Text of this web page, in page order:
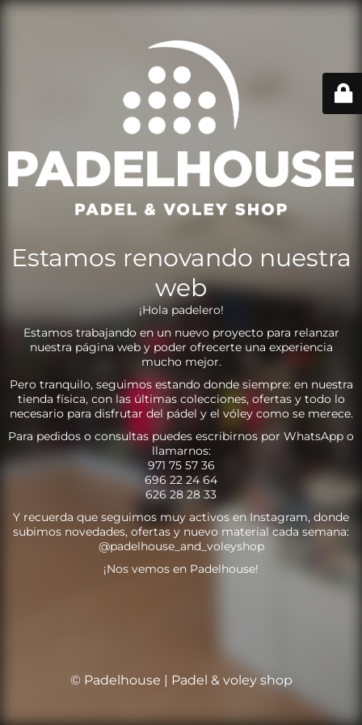
Estamos renovando nuestra
web
¡Hola padelero!
Estamos trabajando en un nuevo proyecto para relanzar
nuestra página web y poder ofrecerte una experiencia
mucho mejor.
Pero tranquilo, seguimos estando donde siempre: en nuestra
tienda física, con las últimas colecciones, ofertas y todo lo
necesario para disfrutar del pádel y el vóley como se merece.
Para pedidos o consultas puedes escribirnos por WhatsApp o
llamarnos:
971 75 57 36
696 22 24 64
626 28 28 33
Y recuerda que seguimos muy activos en Instagram, donde
subimos novedades, ofertas y nuevo material cada semana:
@padelhouse_and_voleyshop
¡Nos vemos en Padelhouse!
© Padelhouse | Padel & voley shop